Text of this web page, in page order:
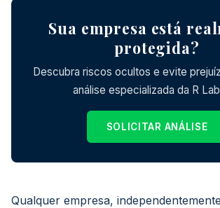
Sua empresa está
protegida?
Descubra riscos ocultos e evite
análise especializada da R
SOLICITAR ANÁLISE
Qualquer empresa,